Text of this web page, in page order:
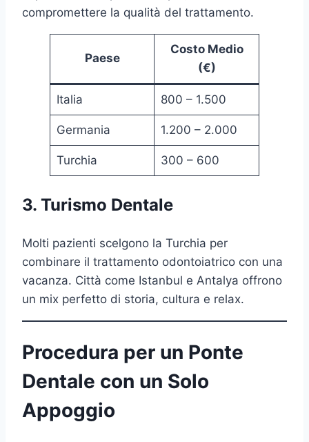
compromettere la qualità del trattamento.
Paese
Costo Medio
(€)
Italia 800 – 1.500
Germania 1.200 – 2.000
Turchia 300 – 600
3. Turismo Dentale
Molti pazienti scelgono la Turchia per
combinare il trattamento odontoiatrico con una
vacanza. Città come Istanbul e Antalya offrono
un mix perfetto di storia, cultura e relax.
Procedura per un Ponte
Dentale con un Solo
Appoggio